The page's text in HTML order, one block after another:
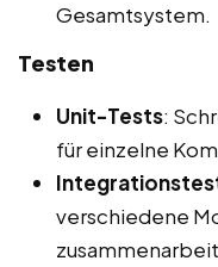
Gesamtsystem.
Testen
Unit-Tests:
für einzelne
verschiedene